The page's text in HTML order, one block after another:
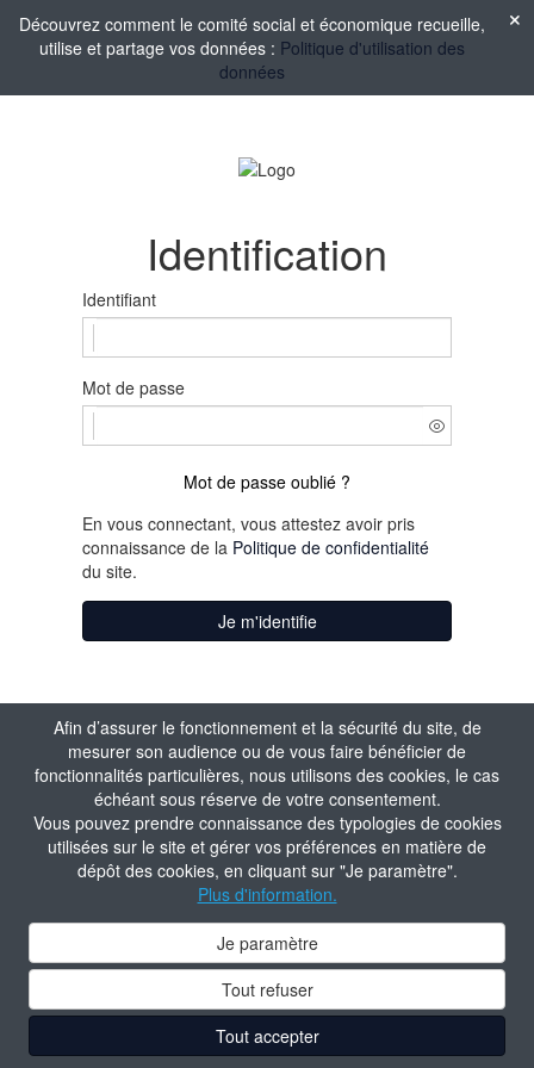
Afin d’assurer le fonctionnement et la sécurité du site, de
mesurer son audience ou de vous faire bénéficier de
fonctionnalités particulières, nous utilisons des cookies, le cas
échéant sous réserve de votre consentement.
Vous pouvez prendre connaissance des typologies de cookies
utilisées sur le site et gérer vos préférences en matière de
dépôt des cookies, en cliquant sur "Je paramètre".
Plus d'information.
Je paramètre
Tout refuser
Tout accepter
Découvrez comment le comité social et économique recueille,
utilise et partage vos données : Politique d'utilisation des
données
Identification
Identifiant
Mot de passe
Mot de passe oublié ?
En vous connectant, vous attestez avoir pris
connaissance de la Politique de confidentialité
du site.
Je m'identifie